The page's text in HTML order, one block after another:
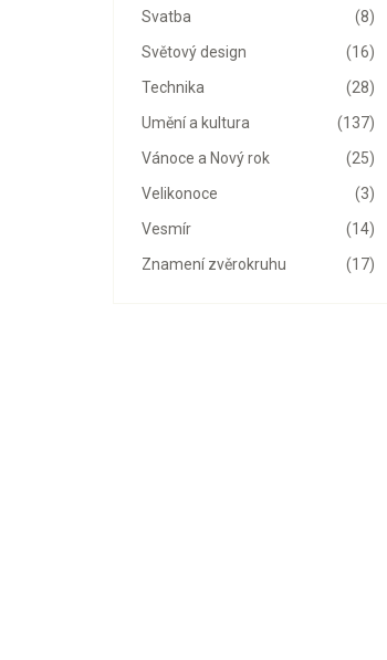
(8)
Svatba
(16)
Světový design
(28)
Technika
(137)
Umění a kultura
(25)
Vánoce a Nový rok
(3)
Velikonoce
(14)
Vesmír
(17)
Znamení zvěrokruhu